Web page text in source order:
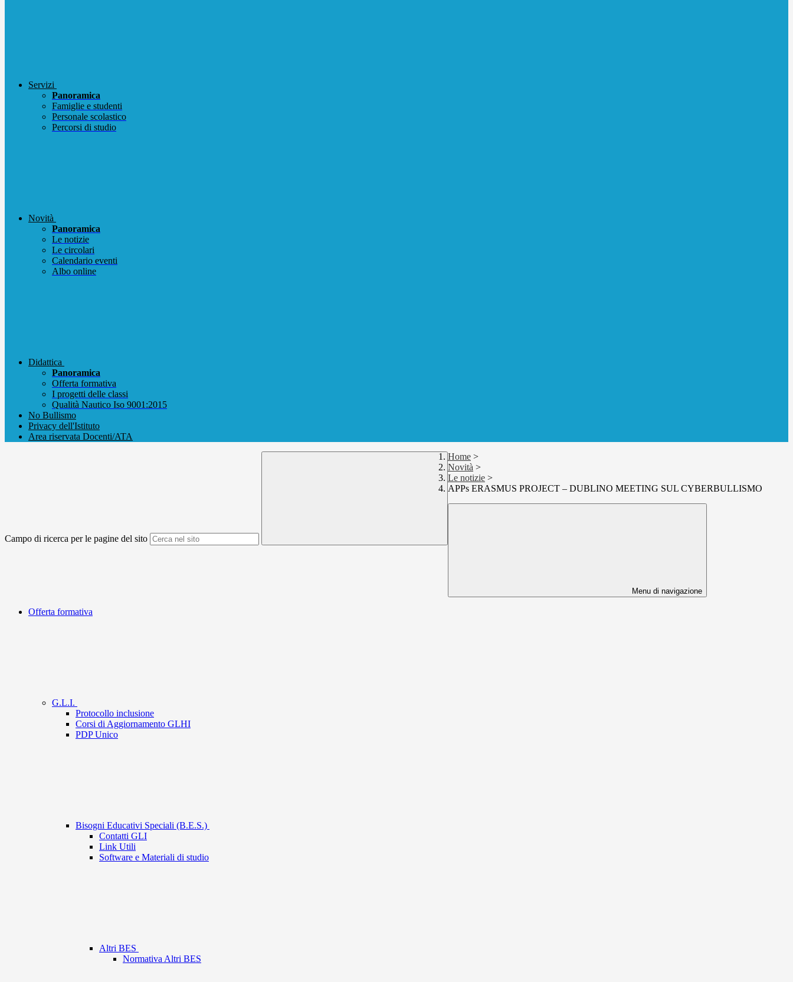
Servizi
Panoramica
Famiglie e studenti
Personale scolastico
Percorsi di studio
Novità
Panoramica
Le notizie
Le circolari
Calendario eventi
Albo online
Didattica
Panoramica
Offerta formativa
I progetti delle classi
Qualità Nautico Iso 9001:2015
No Bullismo
Privacy dell'Istituto
Area riservata Docenti/ATA
Campo di ricerca per le pagine del sito
Home >
Novità >
Le notizie >
APPs ERASMUS PROJECT – DUBLINO MEETING SUL CYBERBULLISMO
Menu di navigazione
Offerta formativa
G.L.I.
Protocollo inclusione
Corsi di Aggiornamento GLHI
PDP Unico
Bisogni Educativi Speciali (B.E.S.)
Contatti GLI
Link Utili
Software e Materiali di studio
Altri BES
Normativa Altri BES